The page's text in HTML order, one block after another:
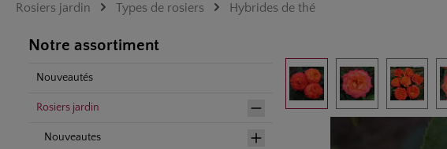
Rosiers jardin Types de rosiers Hybrides de thé
Notre assortiment
Nouveautés
Rosiers jardin
Nouveautes
Ignorer la galerie d'images